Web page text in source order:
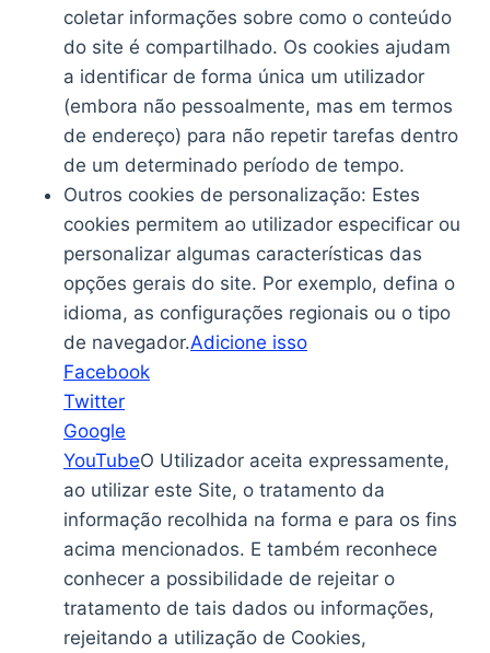
coletar informações sobre como o conteúdo
do site é compartilhado. Os cookies ajudam
a identificar de forma única um utilizador
(embora não pessoalmente, mas em termos
de endereço) para não repetir tarefas dentro
de um determinado período de tempo.
Outros cookies de personalização: Estes
cookies permitem ao utilizador especificar ou
personalizar algumas características das
opções gerais do site. Por exemplo, defina o
idioma, as configurações regionais ou o tipo
de navegador.Adicione isso
Facebook
Twitter
Google
YouTubeO Utilizador aceita expressamente,
ao utilizar este Site, o tratamento da
informação recolhida na forma e para os fins
acima mencionados. E também reconhece
conhecer a possibilidade de rejeitar o
tratamento de tais dados ou informações,
rejeitando a utilização de Cookies,